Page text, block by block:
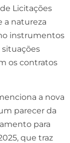
Licitações
a natureza
instrumentos
os contratos
a nova
parecer da
para
que traz